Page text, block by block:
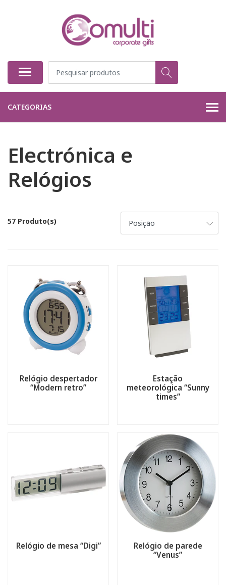
CATEGORIAS
Electrónica e
Relógios
57 Produto(s)
Relógio despertador
“Modern retro”
Estação
meteorológica “Sunny
times”
Relógio de mesa “Digi”
Relógio de parede
“Venus”